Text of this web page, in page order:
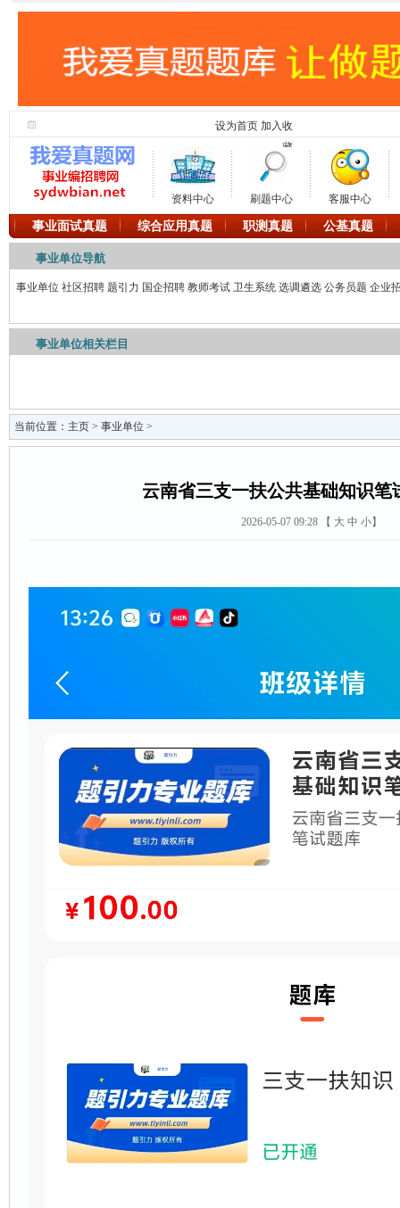
设为首页 加入收
藏
资料中心 刷题中心 客服中心
事业面试真题 综合应用真题 职测真题 公基真题
事业单位导航
事业单位 社区招聘 题引力 国企招聘 教师考试 卫生系统 选调遴选 公务员题 企业
事业单位相关栏目
当前位置： 主页 > 事业单位 >
云南省三支一扶公共基础知识笔
2026-05-07 09:28 【 大 中 小】